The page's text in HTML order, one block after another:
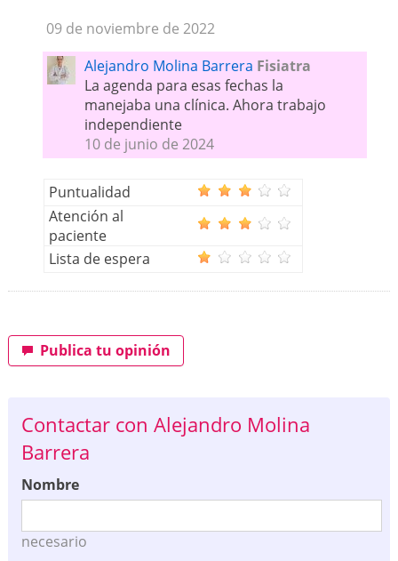
09 de noviembre de 2022
Alejandro Molina Barrera Fisiatra
La agenda para esas fechas la
manejaba una clínica. Ahora trabajo
independiente
10 de junio de 2024
Puntualidad
Atención al
paciente
Lista de espera
Publica tu opinión
Contactar con Alejandro Molina
Barrera
Nombre
necesario